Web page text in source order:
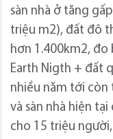
sàn nhà ở tăng
triệu m2), đất đô
hơn 1.400km2, đo
Earth Nigth + đất
nhiều năm tới còn
và sàn nhà hiện
cho 15 triệu